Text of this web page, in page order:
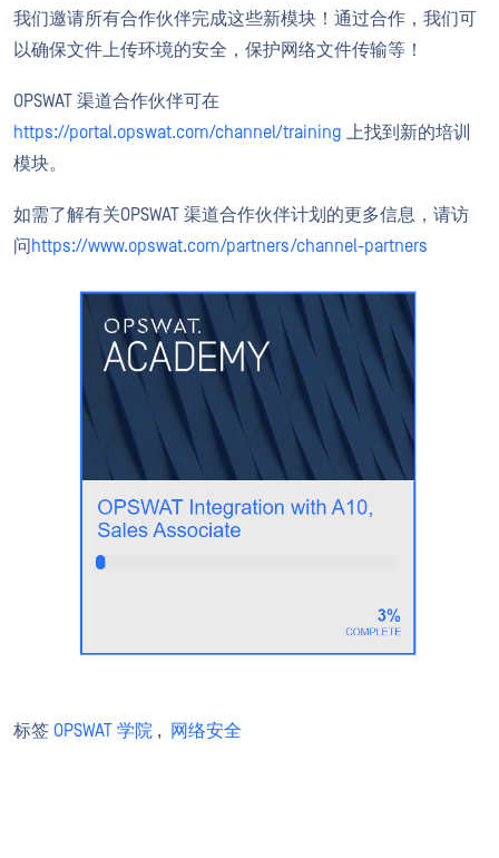
我们邀请所有合作伙伴完成这些新模块！通过合作，我们可
以确保文件上传环境的安全，保护网络文件传输等！
OPSWAT 渠道合作伙伴可在
https://portal.opswat.com/channel/training 上找到新的培训
模块。
如需了解有关OPSWAT 渠道合作伙伴计划的更多信息，请访
问 https://www.opswat.com/partners/channel-partners
标签 OPSWAT 学院 , 网络安全